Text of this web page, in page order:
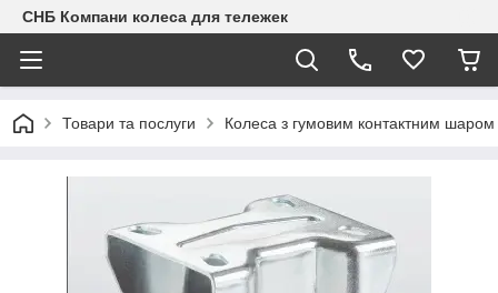
СНБ Компани колеса для тележек
Товари та послуги Колеса з гумовим контактним шаром